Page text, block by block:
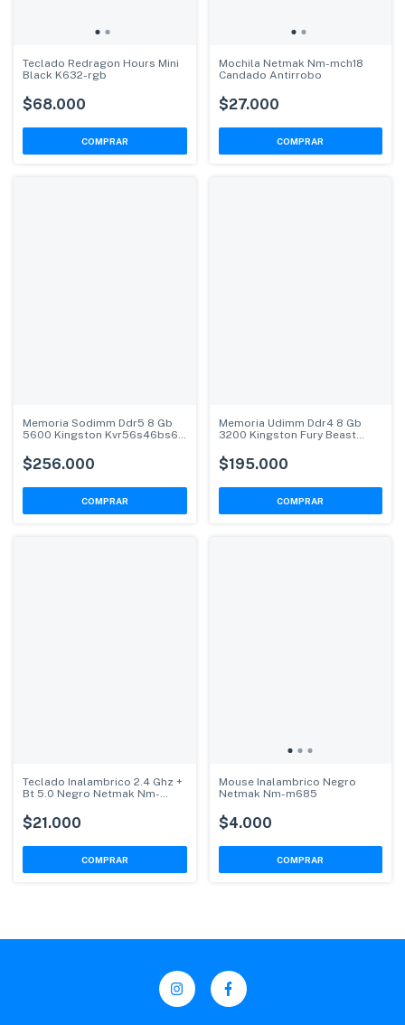
Teclado Redragon Hours Mini
Black K632-rgb
$68.000
Mochila Netmak Nm-mch18
Candado Antirrobo
$27.000
Memoria Sodimm Ddr5 8 Gb
5600 Kingston Kvr56s46bs6-
$256.000
Memoria Udimm Ddr4 8 Gb
3200 Kingston Fury Beast
$195.000
Teclado Inalambrico 2.4 Ghz +
Bt 5.0 Negro Netmak Nm-
$21.000
Mouse Inalambrico Negro
Netmak Nm-m685
$4.000